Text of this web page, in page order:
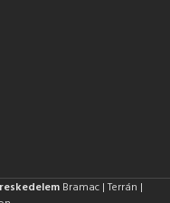
Bramac | Terrán |